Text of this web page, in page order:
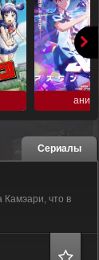
аниме
Сериалы